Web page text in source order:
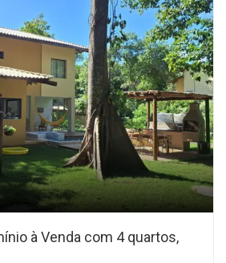
à Venda com 4 quartos,